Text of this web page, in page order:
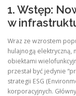
1. Wstęp:
w
Wraz ze wzrostem
hulajnogą elektryczną,
obiektami
przestał być jedynie
strategii ESG
korporacyjnych.